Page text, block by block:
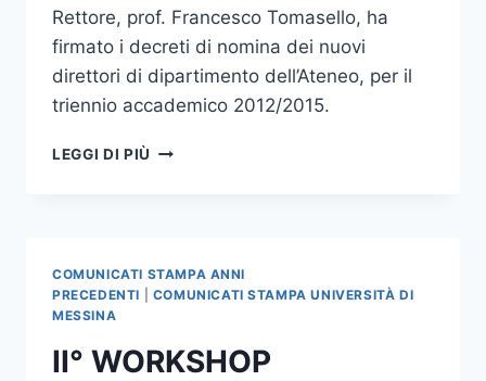
Rettore, prof. Francesco Tomasello, ha
firmato i decreti di nomina dei nuovi
direttori di dipartimento dell’Ateneo, per il
triennio accademico 2012/2015.
LEGGI DI PIÙ FIRMATI
DIPARTIMENTI
COMUNICATI STAMPA ANNI
PRECEDENTI
COMUNICATI STAMPA UNIVERSITÀ DI
MESSINA
II° WORKSHOP